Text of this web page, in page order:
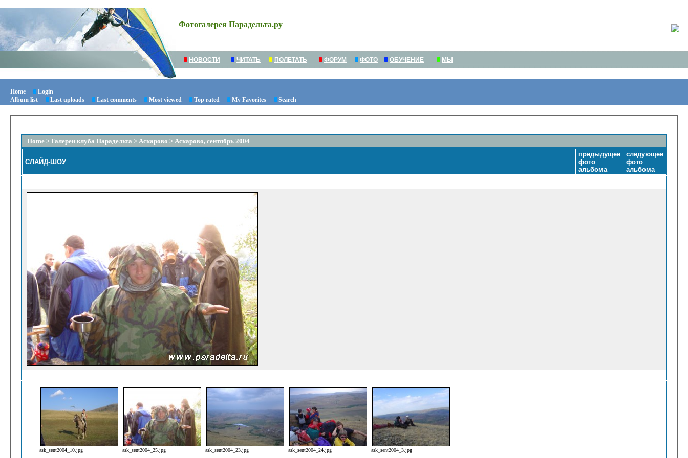
Фотогалерея Парадельта.ру
НОВОСТИ ЧИТАТЬ ПОЛЕТАТЬ ФОРУМ ФОТО ОБУЧЕНИЕ МЫ
Home
Login
Album list
Last uploads Last comments Most viewed Top rated My Favorites Search
Home > Галереи клуба Парадельта > Аскарово > Аскарово, сентябрь 2004
СЛАЙД-ШОУ
предыдущее
фото
альбома
следующее
фото
альбома
ask_sent2004_10.jpg ask_sent2004_25.jpg ask_sent2004_23.jpg ask_sent2004_24.jpg ask_sent2004_3.jpg